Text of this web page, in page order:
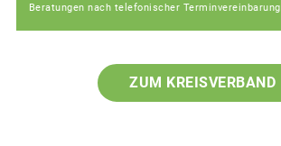
Beratungen nach telefonischer Terminvereinbarung
ZUM KREISVERBAND